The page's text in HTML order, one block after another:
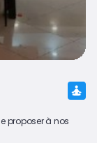
proposer à nos